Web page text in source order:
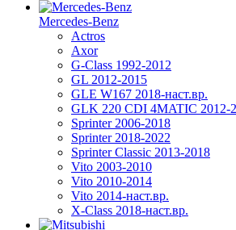
Mercedes-Benz
Actros
Axor
G-Class 1992-2012
GL 2012-2015
GLE W167 2018-наст.вр.
GLK 220 CDI 4MATIC 2012-
Sprinter 2006-2018
Sprinter 2018-2022
Sprinter Classic 2013-2018
Vito 2003-2010
Vito 2010-2014
Vito 2014-наст.вр.
X-Class 2018-наст.вр.